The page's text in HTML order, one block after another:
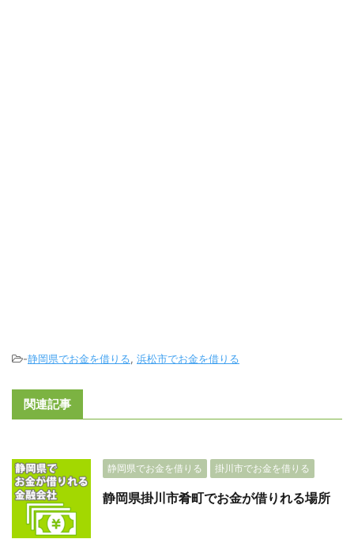
-静岡県でお金を借りる, 浜松市でお金を借りる
関連記事
静岡県でお金を借りる 掛川市でお金を借りる
静岡県掛川市肴町でお金が借りれる場所